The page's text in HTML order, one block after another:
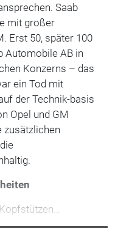
Saab
mit großer
Erst 50, später 100
Automobile AB in
Konzerns – das
ein Tod mit
der Technik-basis
Opel und GM
zusätzlichen